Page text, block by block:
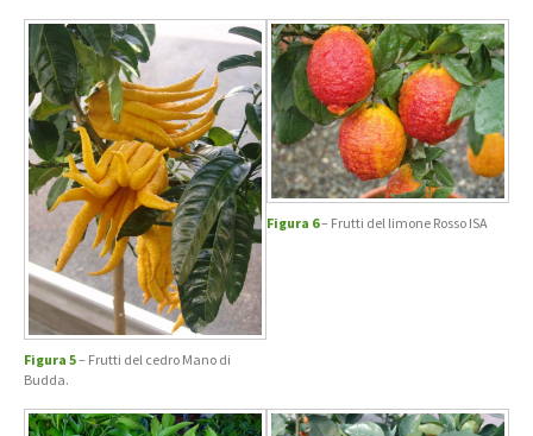
Figura 5– Frutti del cedro Mano di
Budda.
Figura 6– Frutti del limone Rosso ISA